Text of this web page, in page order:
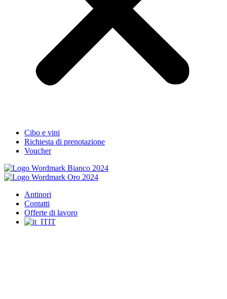
Cibo e vini
Richiesta di prenotazione
Voucher
Antinori
Contatti
Offerte di lavoro
IT